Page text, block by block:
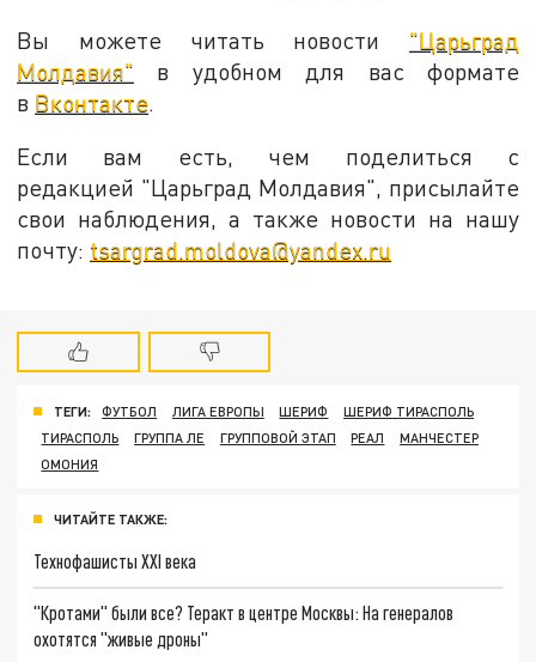
Вы можете читать новости "Царьград
Молдавия" в удобном для вас формате
в Вконтакте.
Если вам есть, чем поделиться с
редакцией "Царьград Молдавия", присылайте
свои наблюдения, а также новости на нашу
почту: tsargrad.moldova@yandex.ru
ТЕГИ: ФУТБОЛ ЛИГА ЕВРОПЫ ШЕРИФ
ШЕРИФ ТИРАСПОЛЬ
ТИРАСПОЛЬ
ГРУППА ЛЕ ГРУППОВОЙ ЭТАП РЕАЛ
МАНЧЕСТЕР
ОМОНИЯ
ЧИТАЙТЕ ТАКЖЕ:
Технофашисты XXI века
"Кротами" были все? Теракт в центре Москвы: На генералов
охотятся "живые дроны"